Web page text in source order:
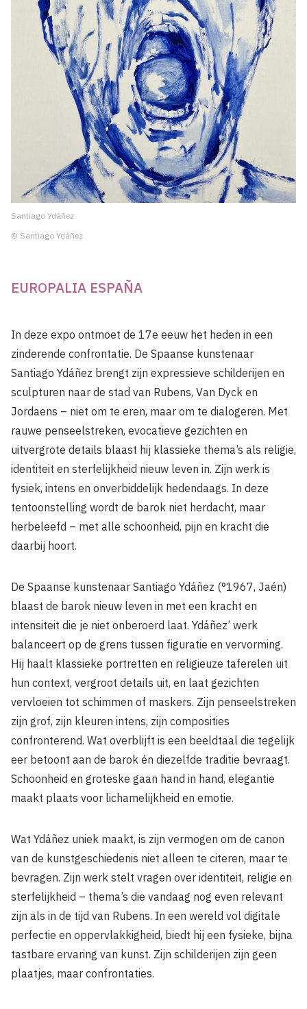
Santiago Ydáñez
© Santiago Ydáñez
EUROPALIA ESPAÑA
In deze expo ontmoet de 17e eeuw het heden in een
zinderende confrontatie. De Spaanse kunstenaar
Santiago Ydáñez brengt zijn expressieve schilderijen en
sculpturen naar de stad van Rubens, Van Dyck en
Jordaens – niet om te eren, maar om te dialogeren. Met
rauwe penseelstreken, evocatieve gezichten en
uitvergrote details blaast hij klassieke thema’s als religie,
identiteit en sterfelijkheid nieuw leven in. Zijn werk is
fysiek, intens en onverbiddelijk hedendaags. In deze
tentoonstelling wordt de barok niet herdacht, maar
herbeleefd – met alle schoonheid, pijn en kracht die
daarbij hoort.
De Spaanse kunstenaar Santiago Ydáñez (°1967, Jaén)
blaast de barok nieuw leven in met een kracht en
intensiteit die je niet onberoerd laat. Ydáñez’ werk
balanceert op de grens tussen figuratie en vervorming.
Hij haalt klassieke portretten en religieuze taferelen uit
hun context, vergroot details uit, en laat gezichten
vervloeien tot schimmen of maskers. Zijn penseelstreken
zijn grof, zijn kleuren intens, zijn composities
confronterend. Wat overblijft is een beeldtaal die tegelijk
eer betoont aan de barok én diezelfde traditie bevraagt.
Schoonheid en groteske gaan hand in hand, elegantie
maakt plaats voor lichamelijkheid en emotie.
Wat Ydáñez uniek maakt, is zijn vermogen om de canon
van de kunstgeschiedenis niet alleen te citeren, maar te
bevragen. Zijn werk stelt vragen over identiteit, religie en
sterfelijkheid – thema’s die vandaag nog even relevant
zijn als in de tijd van Rubens. In een wereld vol digitale
perfectie en oppervlakkigheid, biedt hij een fysieke, bijna
tastbare ervaring van kunst. Zijn schilderijen zijn geen
plaatjes, maar confrontaties.